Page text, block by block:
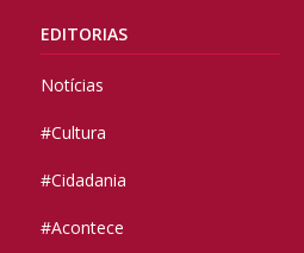
EDITORIAS
Notícias
#Cultura
#Cidadania
#Acontece